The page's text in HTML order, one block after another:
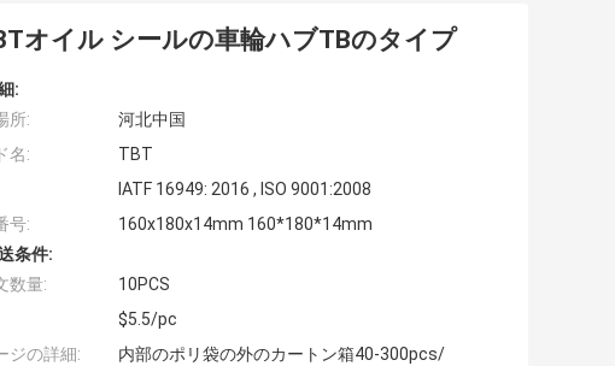
オイル シールの車輪ハブTBのタイプ
:
所:
河北中国
名:
TBT
IATF 16949: 2016 , ISO 9001:2008
号:
160x180x14mm 160*180*14mm
条件:
数量:
10PCS
$5.5/pc
ジの詳細:
内部のポリ袋の外のカートン箱40-300pcs/